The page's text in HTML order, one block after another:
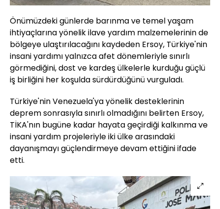
Önümüzdeki günlerde barınma ve temel yaşam
ihtiyaçlarına yönelik ilave yardım malzemelerinin de
bölgeye ulaştırılacağını kaydeden Ersoy, Türkiye'nin
insani yardımı yalnızca afet dönemleriyle sınırlı
görmediğini, dost ve kardeş ülkelerle kurduğu güçlü
iş birliğini her koşulda sürdürdüğünü vurguladı.
Türkiye'nin Venezuela'ya yönelik desteklerinin
deprem sonrasıyla sınırlı olmadığını belirten Ersoy,
TİKA'nın bugüne kadar hayata geçirdiği kalkınma ve
insani yardım projeleriyle iki ülke arasındaki
dayanışmayı güçlendirmeye devam ettiğini ifade
etti.